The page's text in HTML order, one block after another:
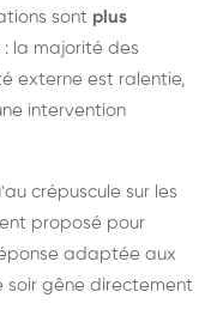
sont plus
: la majorité des
externe est ralentie,
intervention
crépuscule sur les
proposé pour
adaptée aux
soir gêne directement